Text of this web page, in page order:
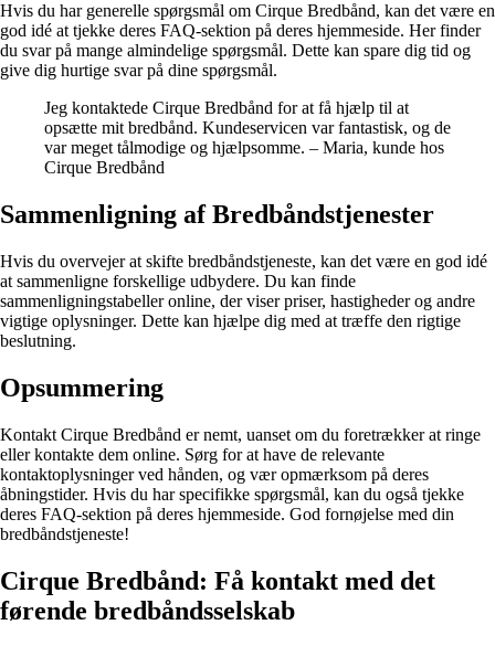
Hvis du har generelle spørgsmål om Cirque Bredbånd, kan det være en
god idé at tjekke deres FAQ-sektion på deres hjemmeside. Her finder
du svar på mange almindelige spørgsmål. Dette kan spare dig tid og
give dig hurtige svar på dine spørgsmål.
Jeg kontaktede Cirque Bredbånd for at få hjælp til at
opsætte mit bredbånd. Kundeservicen var fantastisk, og de
var meget tålmodige og hjælpsomme. – Maria, kunde hos
Cirque Bredbånd
Sammenligning af Bredbåndstjenester
Hvis du overvejer at skifte bredbåndstjeneste, kan det være en god idé
at sammenligne forskellige udbydere. Du kan finde
sammenligningstabeller online, der viser priser, hastigheder og andre
vigtige oplysninger. Dette kan hjælpe dig med at træffe den rigtige
beslutning.
Opsummering
Kontakt Cirque Bredbånd er nemt, uanset om du foretrækker at ringe
eller kontakte dem online. Sørg for at have de relevante
kontaktoplysninger ved hånden, og vær opmærksom på deres
åbningstider. Hvis du har specifikke spørgsmål, kan du også tjekke
deres FAQ-sektion på deres hjemmeside. God fornøjelse med din
bredbåndstjeneste!
Cirque Bredbånd: Få kontakt med det
førende bredbåndsselskab